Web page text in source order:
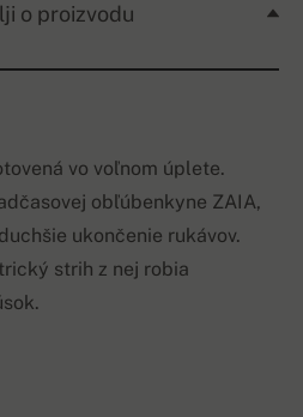
o proizvodu
vo voľnom úplete.
obľúbenkyne ZAIA,
ukončenie rukávov.
strih z nej robia